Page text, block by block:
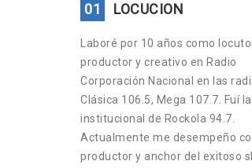
01 LOCUCION
Laboré por 10 años como
productor y creativo en Radio
Corporación Nacional en las
Clásica 106.5, Mega 107.7. Fuí
institucional de Rockola 94.7.
Actualmente me desempeño
productor y anchor del exitoso